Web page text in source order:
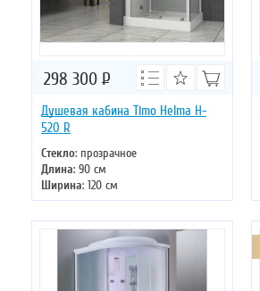
Душевая кабина Timo Helma H-
520 R
Стекло: прозрачное
Длина: 90 см
Ширина: 120 см
Высота: 220 см
Форма: прямоугольная
Двери: раздвижные
298 300 Р